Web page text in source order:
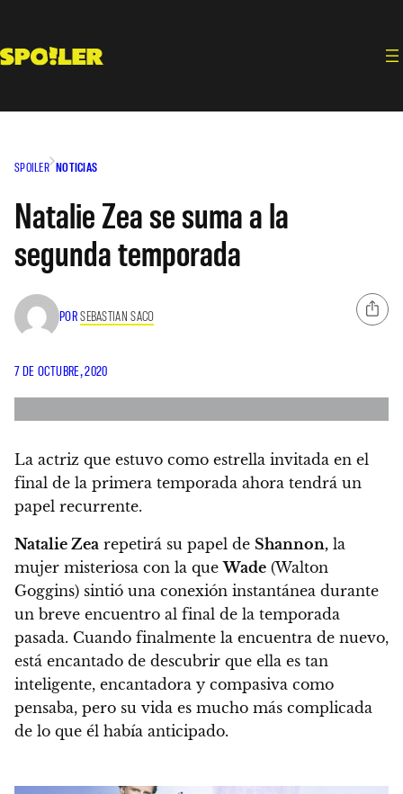
contenido
SPOILER NOTICIAS
Natalie Zea se suma a la
segunda temporada
PORSEBASTIAN SACO
7 DE OCTUBRE, 2020
La actriz que estuvo como estrella invitada en el
final de la primera temporada ahora tendrá un
papel recurrente.
Natalie Zea repetirá su papel de Shannon, la
mujer misteriosa con la queWade (Walton
Goggins) sintió una conexión instantánea durante
un breve encuentro al final de la temporada
pasada. Cuando finalmente la encuentra de nuevo,
está encantado de descubrir que ella es tan
inteligente, encantadora y compasiva como
pensaba, pero su vida es mucho más complicada
de lo que él había anticipado.